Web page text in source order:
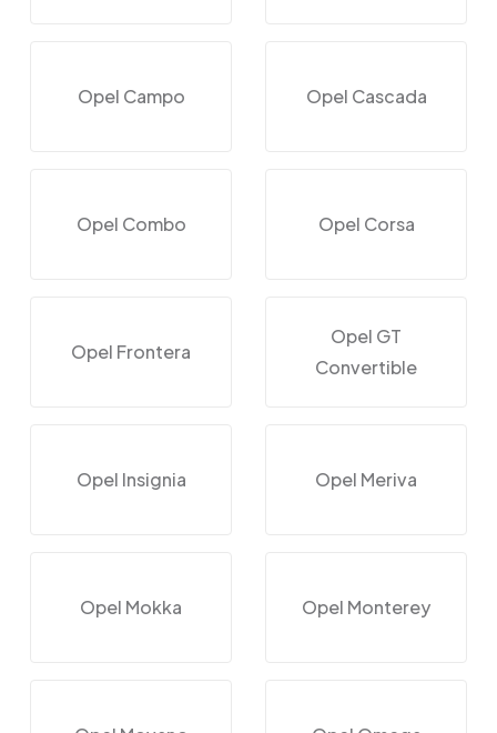
Opel Campo Opel Cascada
Opel Combo Opel Corsa
Opel Frontera
Opel GT
Convertible
Opel Insignia Opel Meriva
Opel Mokka Opel Monterey